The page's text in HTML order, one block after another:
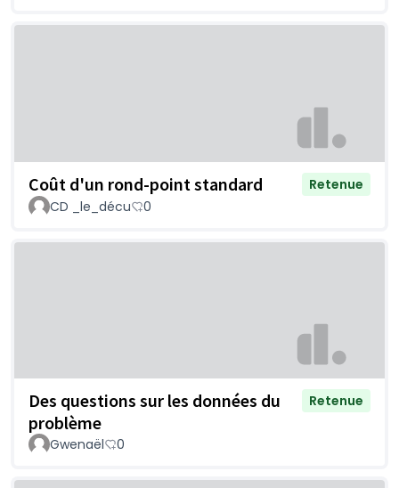
Coût d'un rond-point standard
Retenue
CD _le_décu
0
Des questions sur les données du
problème
Retenue
Gwenaël 0